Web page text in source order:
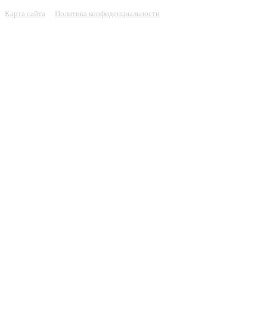
Карта сайта Политика конфиденциальности